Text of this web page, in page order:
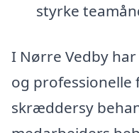
styrke
I Nørre Vedby
og professionelle
skræddersy